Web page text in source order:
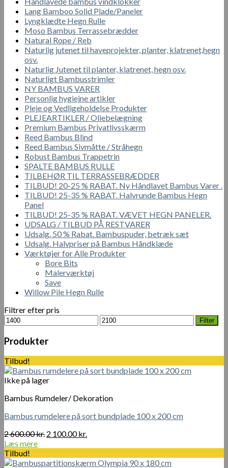
Lang Bamboo Solid Plade/Paneler
Lyngklædte Hegn Rulle
Moso Bambus Terrassebrædder
Natural Rope / Reb
Naturlig jutenet til haveprojekter, planter, klatrenet,hegn
osv.
Naturlig Jutenet til planter, klatrenet, hegn osv.
Naturligt Bambusstrimler
NY BAMBUS VARER
Personlig hygiejne artikler
Pleje og Vedligeholdelse Produkter
PLEJEARTIKLER / Oliebelægning
Premium Bambus Privatlivsskærm
Reed Bambus Blind
Reed Bambus Sivmåtte / Stråhegn
Robust Bambus Trappetrin
SPALTE BAMBUS RULLE
TILBEHØR TIL TERRASSEBRÆDDER
TILBUD! 20-25 % RABAT. Ny Håndlavet Bambus Varer .
TILBUD! 25-35 % RABAT. Halvrunde Bambus Hegn
Panel
TILBUD! 25-35 % RABAT. VÆVET HEGN PANELER.
UDSALG / TILBUD PÅ RESTVARER
Udsalg. 50 % Rabat. Bambuspuder, betræk sæt
Udsalg. Halvpriser på Bambus Håndklæde
Værktøjer for Alle Produkter
Bore Bits
Malerværktøj
Save
Willow Pile Hegn Rulle
Filtrer efter pris
Mindste
pris
Højeste
pris
Filter
Produkter
Tilbud!
Ikke på lager
Bambus Rumdeler/ Dekoration
Bambus rumdelere på sort bundplade 100 x 200 cm
2 600.00kr. Den
var:
2 100.00kr.
er:
Læs mere
Tilbud!